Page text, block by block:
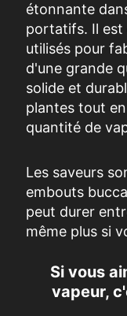
étonnante
portatifs. Il est
utilisés pour
d'une grande
solide et
plantes tout
quantité de
Les saveurs
embouts
peut durer
même plus si
Si vous
vapeur,